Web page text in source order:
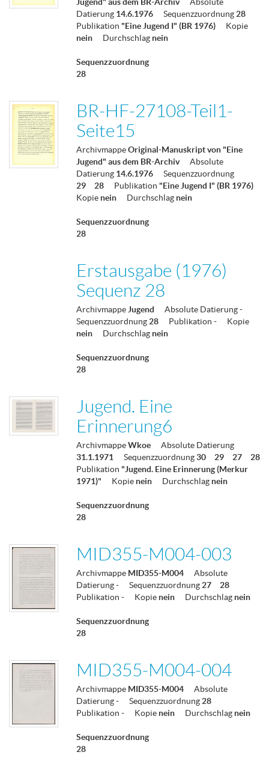
Datierung 14.6.1976 Sequenzzuordnung 28
Publikation "Eine Jugend I" (BR 1976)
Kopie
nein
Durchschlag nein
Sequenzzuordnung
28
BR-HF-27108-Teil1-
Seite15
ArchivmappeOriginal-Manuskript von "Eine
Jugend" aus dem BR-Archiv
Absolute
Datierung 14.6.1976
Sequenzzuordnung
29
28 Publikation "Eine Jugend I" (BR 1976)
Kopie nein Durchschlag nein
Sequenzzuordnung
28
Erstausgabe (1976)
Sequenz 28
Archivmappe Jugend Absolute Datierung-
Sequenzzuordnung 28 Publikation -
Kopie
nein
Durchschlag nein
Sequenzzuordnung
28
Jugend. Eine
Erinnerung6
ArchivmappeWkoe
Absolute Datierung
31.1.1971
Sequenzzuordnung30 29 27
28
Publikation "Jugend. Eine Erinnerung (Merkur
1971)"
Kopie nein Durchschlag nein
Sequenzzuordnung
28
MID355-M004-003
Archivmappe MID355-M004
Absolute
Datierung- Sequenzzuordnung 27
28
Publikation - Kopie nein Durchschlag nein
Sequenzzuordnung
28
MID355-M004-004
Archivmappe MID355-M004
Absolute
Datierung- Sequenzzuordnung 28
Publikation - Kopie nein Durchschlag nein
Sequenzzuordnung
28